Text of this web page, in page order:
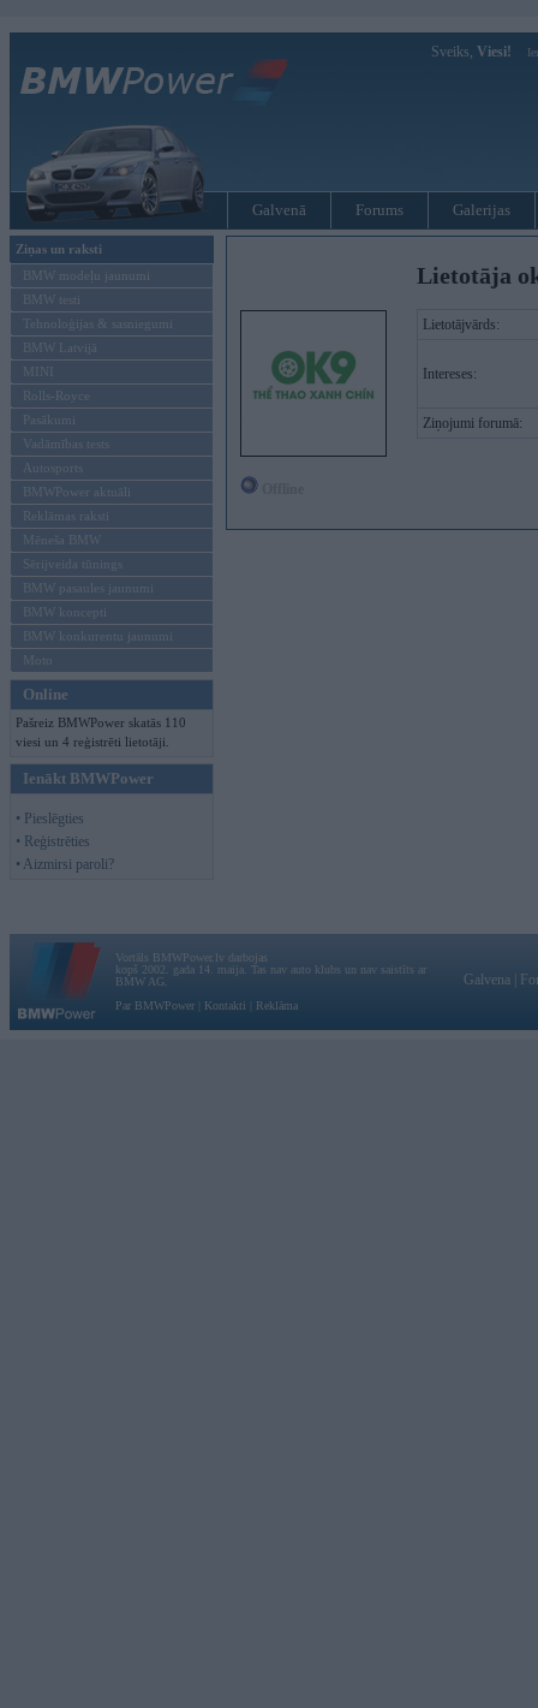
Sveiks, Viesi!
Galvenā Forums Galerijas
Ziņas un raksti
BMW modeļu jaunumi
BMW testi
Tehnoloģijas & sasniegumi
BMW Latvijā
MINI
Rolls-Royce
Pasākumi
Vadāmības tests
Autosports
BMWPower aktuāli
Reklāmas raksti
Mēneša BMW
Sērijveida tūnings
BMW pasaules jaunumi
BMW koncepti
BMW konkurentu jaunumi
Moto
Online
Pašreiz BMWPower skatās 110
viesi un 4 reģistrēti lietotāji.
Ienākt BMWPower
• Pieslēgties
• Reģistrēties
• Aizmirsi paroli?
Lietotāja
Lietotājvārds:
Intereses:
Ziņojumi forumā:
Vortāls BMWPower.lv darbojas
kopš 2002. gada 14. maija. Tas nav auto klubs un nav saistīts ar
BMW AG.
Par BMWPower
Kontakti Reklāma
Galvena